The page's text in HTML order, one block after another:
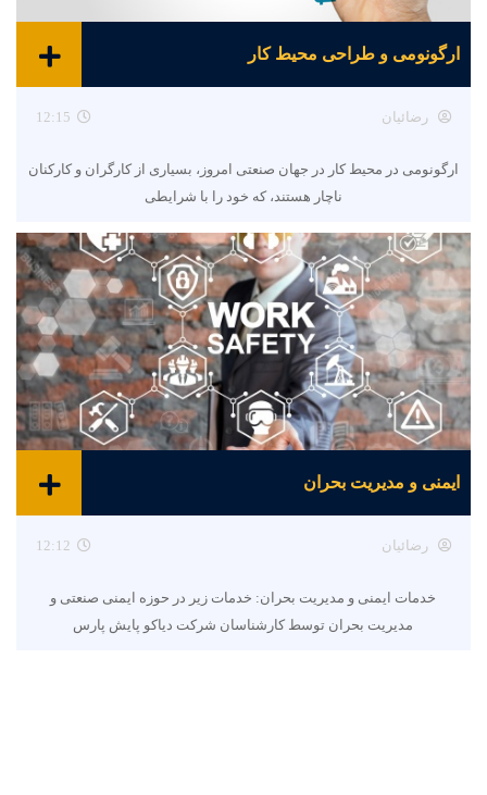
ارگونومی و طراحی محیط کار
رضائیان 12:15
ارگونومی در محیط کار در جهان صنعتی امروز، بسیاری از کارگران و کارکنان
ناچار هستند، که خود را با شرایطی
ایمنی و مدیریت بحران
رضائیان 12:12
خدمات ایمنی و مدیریت بحران: خدمات زیر در حوزه ایمنی صنعتی و
مدیریت بحران توسط کارشناسان شرکت دیاکو پایش پارس